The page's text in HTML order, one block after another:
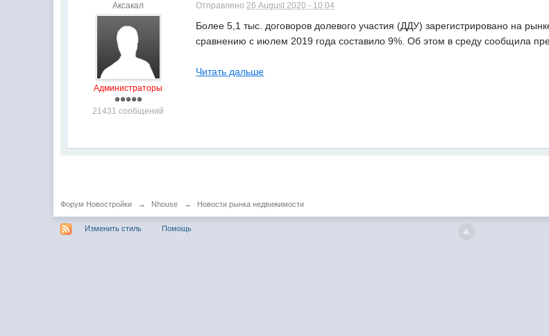
Аксакал
Администраторы
21431 сообщений
Отправлено26 August 2020 - 10:04
Более 5,1 тыс. договоров долевого участия (ДДУ) зарегистрировано на
сравнению с июлем 2019 года составило 9%. Об этом в среду сообщила
Читать дальше
Форум Новостройки → Nhouse → Новости рынка недвижимости
Изменить стиль Помощь